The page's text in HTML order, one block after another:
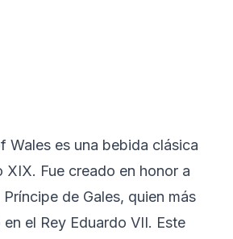
Wales es una bebida clásica
XIX. Fue creado en honor a
de Gales, quien más
el Rey Eduardo VII. Este